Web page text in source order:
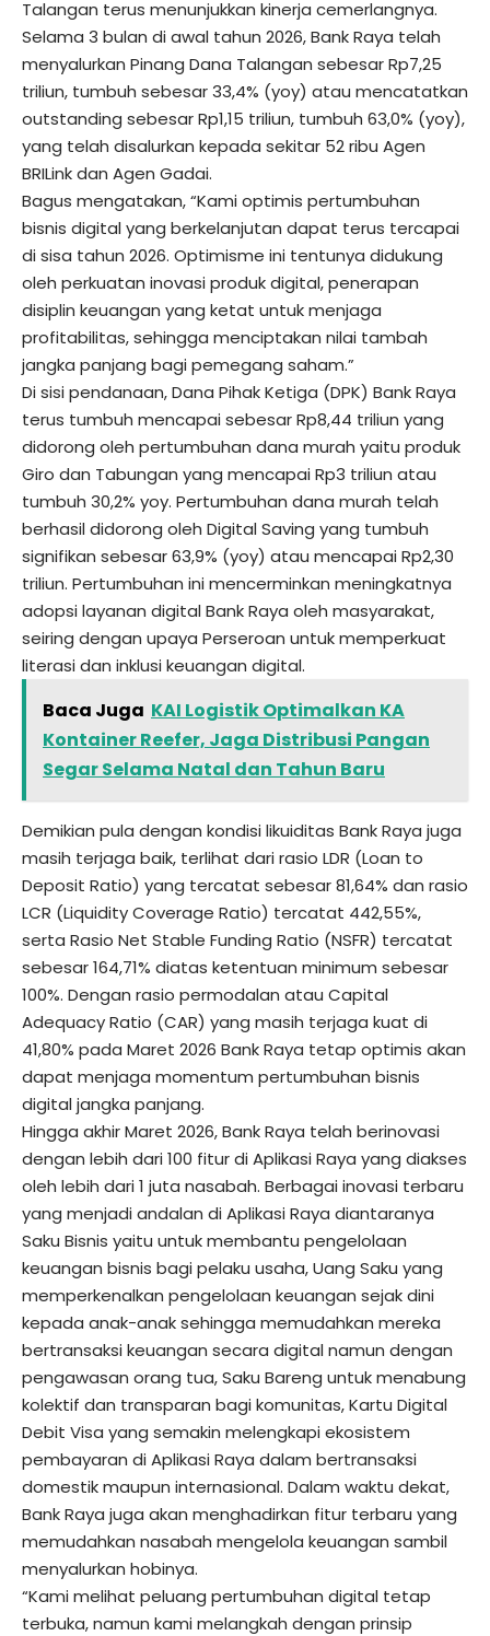
Talangan terus menunjukkan kinerja cemerlangnya.
Selama 3 bulan di awal tahun 2026, Bank Raya telah
menyalurkan Pinang Dana Talangan sebesar Rp7,25
triliun, tumbuh sebesar 33,4% (yoy) atau mencatatkan
outstanding sebesar Rp1,15 triliun, tumbuh 63,0% (yoy),
yang telah disalurkan kepada sekitar 52 ribu Agen
BRILink dan Agen Gadai.
Bagus mengatakan, “Kami optimis pertumbuhan
bisnis digital yang berkelanjutan dapat terus tercapai
di sisa tahun 2026. Optimisme ini tentunya didukung
oleh perkuatan inovasi produk digital, penerapan
disiplin keuangan yang ketat untuk menjaga
profitabilitas, sehingga menciptakan nilai tambah
jangka panjang bagi pemegang saham.”
Di sisi pendanaan, Dana Pihak Ketiga (DPK) Bank Raya
terus tumbuh mencapai sebesar Rp8,44 triliun yang
didorong oleh pertumbuhan dana murah yaitu produk
Giro dan Tabungan yang mencapai Rp3 triliun atau
tumbuh 30,2% yoy. Pertumbuhan dana murah telah
berhasil didorong oleh Digital Saving yang tumbuh
signifikan sebesar 63,9% (yoy) atau mencapai Rp2,30
triliun. Pertumbuhan ini mencerminkan meningkatnya
adopsi layanan digital Bank Raya oleh masyarakat,
seiring dengan upaya Perseroan untuk memperkuat
literasi dan inklusi keuangan digital.
Baca Juga KAI Logistik Optimalkan KA
Kontainer Reefer, Jaga Distribusi Pangan
Segar Selama Natal dan Tahun Baru
Demikian pula dengan kondisi likuiditas Bank Raya juga
masih terjaga baik, terlihat dari rasio LDR (Loan to
Deposit Ratio) yang tercatat sebesar 81,64% dan rasio
LCR (Liquidity Coverage Ratio) tercatat 442,55%,
serta Rasio Net Stable Funding Ratio (NSFR) tercatat
sebesar 164,71% diatas ketentuan minimum sebesar
100%. Dengan rasio permodalan atau Capital
Adequacy Ratio (CAR) yang masih terjaga kuat di
41,80% pada Maret 2026 Bank Raya tetap optimis akan
dapat menjaga momentum pertumbuhan bisnis
digital jangka panjang.
Hingga akhir Maret 2026, Bank Raya telah berinovasi
dengan lebih dari 100 fitur di Aplikasi Raya yang diakses
oleh lebih dari 1 juta nasabah. Berbagai inovasi terbaru
yang menjadi andalan di Aplikasi Raya diantaranya
Saku Bisnis yaitu untuk membantu pengelolaan
keuangan bisnis bagi pelaku usaha, Uang Saku yang
memperkenalkan pengelolaan keuangan sejak dini
kepada anak-anak sehingga memudahkan mereka
bertransaksi keuangan secara digital namun dengan
pengawasan orang tua, Saku Bareng untuk menabung
kolektif dan transparan bagi komunitas, Kartu Digital
Debit Visa yang semakin melengkapi ekosistem
pembayaran di Aplikasi Raya dalam bertransaksi
domestik maupun internasional. Dalam waktu dekat,
Bank Raya juga akan menghadirkan fitur terbaru yang
memudahkan nasabah mengelola keuangan sambil
menyalurkan hobinya.
“Kami melihat peluang pertumbuhan digital tetap
terbuka, namun kami melangkah dengan prinsip